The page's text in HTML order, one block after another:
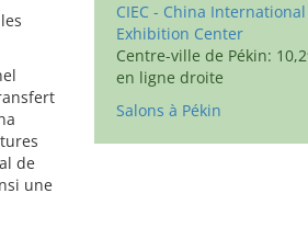
de
une
CIEC - China International
Exhibition Center
Centre-ville de Pékin:
en ligne droite
Salons à Pékin